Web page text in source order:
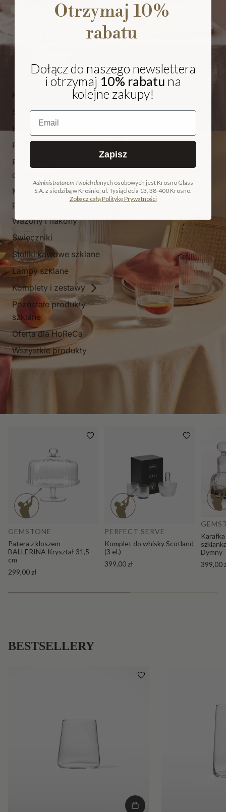
Kieliszki i pokale
Szklanki
Karafki i dzbanki
Patery
Pojemniki i
cukiernice
Miski, salaterki i
pucharki
Wazony i flakony
Świeczniki
Stoliki kawowe szklane
Lampy szklane
Komplety i zestawy
Pozostałe produkty
szklane
Oferta dla HoReCa
Wszystkie produkty
NA PREZENT
COLLECTION
Dodaj do koszyka
GEMSTONE
Patera z kloszem
BALLERINA Kryształ 31,5
cm
299,00 zł
PERFECT SERVE
Komplet do whisky Scotland
(3 el.)
399,00 zł
Dymny
399,00
BESTSELLERY
Otrzymaj 10%
rabatu
Dołącz do naszego newslettera
i otrzymaj 10% rabatu na
kolejne zakupy!
Email
Zapisz
Administratorem Twoich danych osobowych jest Krosno Glass
S.A. z siedzibą w Krośnie, ul. Tysiąclecia 13, 38-400 Krosno.
Zobacz całą Politykę Prywatności